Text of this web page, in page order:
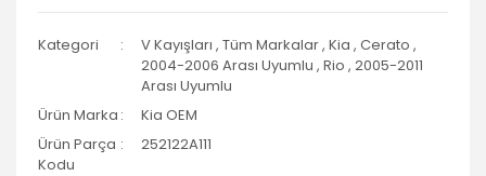
Kategori V Kayışları , Tüm Markalar, Kia , Cerato ,
2004-2006 Arası Uyumlu , Rio , 2005-2011
Arası Uyumlu
Ürün Marka
Kia OEM
Ürün Parça
Kodu
252122A111